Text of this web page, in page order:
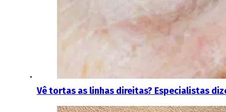
Vê tortas as linhas direitas? Especialistas